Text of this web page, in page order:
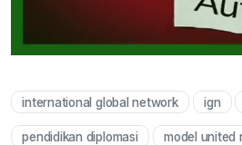
international global network ign
pendidikan diplomasi model united